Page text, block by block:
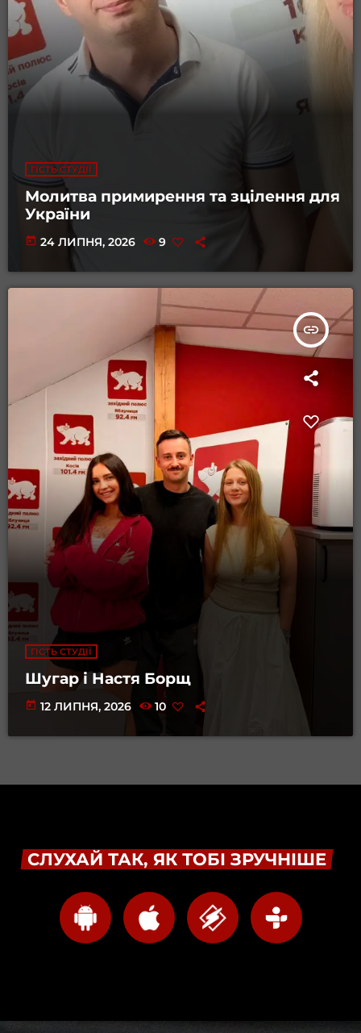
ГІСТЬ СТУДІЇ
Молитва примирення та зцілення для
України
today 24 ЛИПНЯ, 2026 9
insert_link
ГІСТЬ СТУДІЇ
Шугар і Настя Борщ
today 12 ЛИПНЯ, 2026 10
СЛУХАЙ ТАК, ЯК ТОБІ ЗРУЧНІШЕ